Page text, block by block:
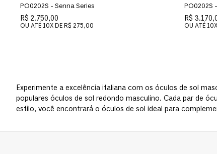
PO0202S - Senna Series
R$ 2.750,00
OU ATÉ 10X DE R$ 275,00
PO0202S
R$
OU ATÉ 10
Experimente a excelência italiana com os óculos de sol
populares óculos de sol redondo masculino. Cada par de
estilo, você encontrará o óculos de sol ideal para